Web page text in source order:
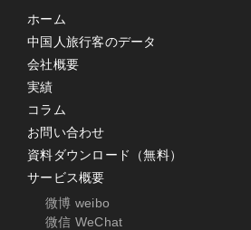
ホーム
中国人旅行客のデータ
会社概要
実績
コラム
お問い合わせ
資料ダウンロード（無料）
サービス概要
微博 weibo
微信 WeChat